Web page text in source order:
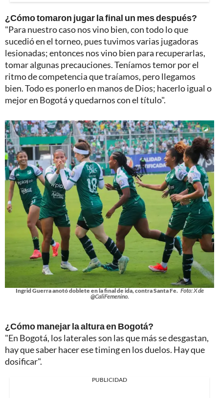
¿Cómo tomaron jugar la final un mes después?
"Para nuestro caso nos vino bien, con todo lo que
sucedió en el torneo, pues tuvimos varias jugadoras
lesionadas; entonces nos vino bien para recuperarlas,
tomar algunas precauciones. Teníamos temor por el
ritmo de competencia que traíamos, pero llegamos
bien. Todo es ponerlo en manos de Dios; hacerlo igual o
mejor en Bogotá y quedarnos con el título".
Ingrid Guerra anotó doblete en la final de ida, contra Santa Fe. Foto: X de
@CaliFemenino.
¿Cómo manejar la altura en Bogotá?
"En Bogotá, los laterales son las que más se desgastan,
hay que saber hacer ese timing en los duelos. Hay que
dosificar".
PUBLICIDAD